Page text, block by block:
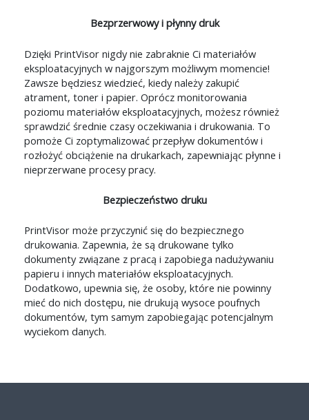
Bezprzerwowy i płynny druk
Dzięki PrintVisor nigdy nie zabraknie Ci materiałów
eksploatacyjnych w najgorszym możliwym momencie!
Zawsze będziesz wiedzieć, kiedy należy zakupić
atrament, toner i papier. Oprócz monitorowania
poziomu materiałów eksploatacyjnych, możesz również
sprawdzić średnie czasy oczekiwania i drukowania. To
pomoże Ci zoptymalizować przepływ dokumentów i
rozłożyć obciążenie na drukarkach, zapewniając płynne i
nieprzerwane procesy pracy.
Bezpieczeństwo druku
PrintVisor może przyczynić się do bezpiecznego
drukowania. Zapewnia, że są drukowane tylko
dokumenty związane z pracą i zapobiega nadużywaniu
papieru i innych materiałów eksploatacyjnych.
Dodatkowo, upewnia się, że osoby, które nie powinny
mieć do nich dostępu, nie drukują wysoce poufnych
dokumentów, tym samym zapobiegając potencjalnym
wyciekom danych.